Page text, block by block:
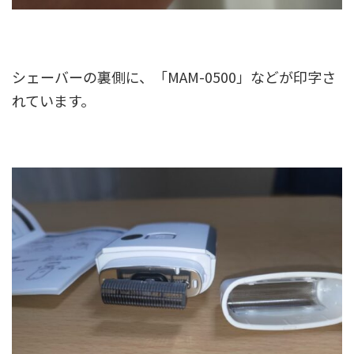
シェーバーの裏側に、「MAM-0500」などが印字さ
れています。